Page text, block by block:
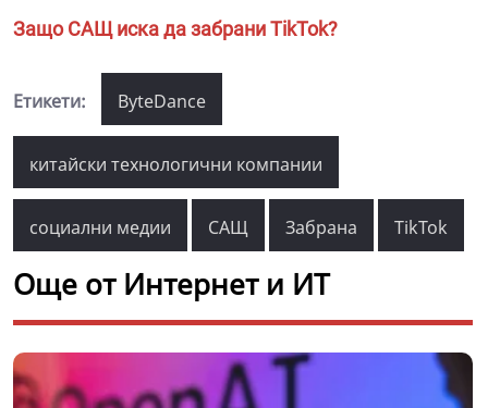
Защо САЩ иска да забрани TikTok?
Етикети: ByteDance
китайски технологични компании
социални медии САЩ Забрана TikTok
Още от Интернет и ИТ